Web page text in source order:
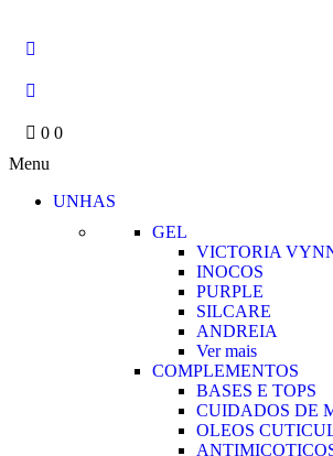
0 0
Menu
UNHAS
GEL
VICTORIA
INOCOS
PURPLE
SILCARE
ANDREIA
Ver mais
COMPLEMENTOS
BASES E TOPS
CUIDADOS DE
OLEOS